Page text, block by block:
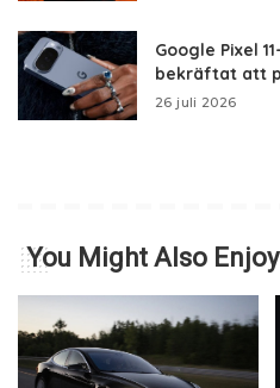
Google Pixel
bekräftat att
26 juli 2026
You Might Also Enjoy